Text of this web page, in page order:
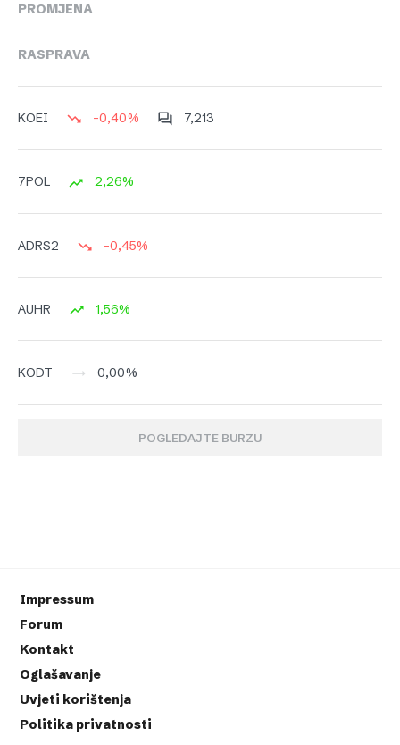
PROMJENA
RASPRAVA
KOEI -0,40% 7,213
7POL 2,26%
ADRS2 -0,45%
AUHR 1,56%
KODT 0,00%
POGLEDAJTE BURZU
Impressum
Forum
Kontakt
Oglašavanje
Uvjeti korištenja
Politika privatnosti